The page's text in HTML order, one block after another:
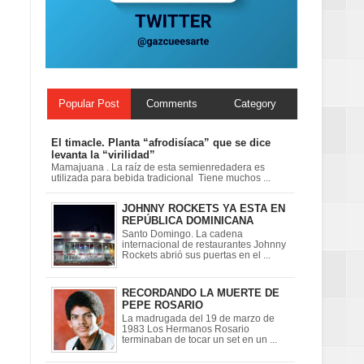
Popular Post Comments Category
El timacle. Planta “afrodisíaca” que se dice
levanta la “virilidad”
Mamajuana . La raíz de esta semienredadera es
utilizada para bebida tradicional Tiene muchos ...
JOHNNY ROCKETS YA ESTA EN
REPÚBLICA DOMINICANA
Santo Domingo. La cadena
internacional de restaurantes Johnny
Rockets abrió sus puertas en el ...
RECORDANDO LA MUERTE DE
PEPE ROSARIO
La madrugada del 19 de marzo de
1983 Los Hermanos Rosario
terminaban de tocar un set en un ...